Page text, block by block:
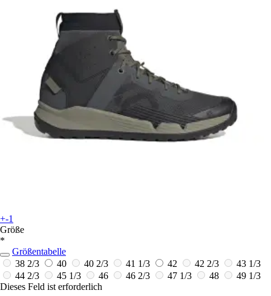
+-1
Größe
*
Größentabelle
38 2/3
40 40 2/3 41 1/3 42 42 2/3
43 1/3
44 2/3
45 1/3 46 46 2/3 47 1/3 48
49 1/3
Dieses Feld ist erforderlich